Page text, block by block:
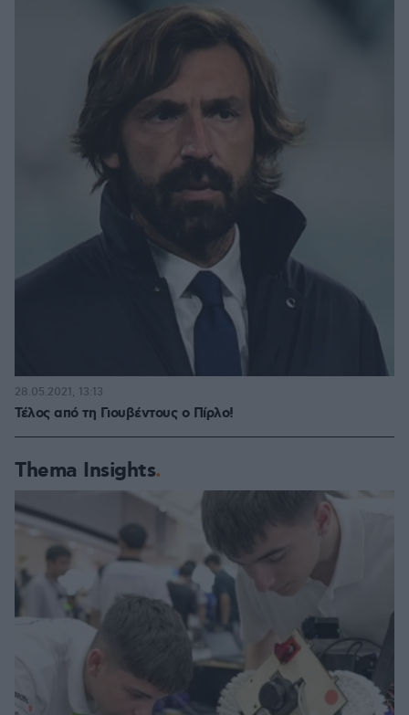
Τέλος από τη Γιουβέντους ο Πίρλο!
28.05.2021, 13:13
Thema Insights